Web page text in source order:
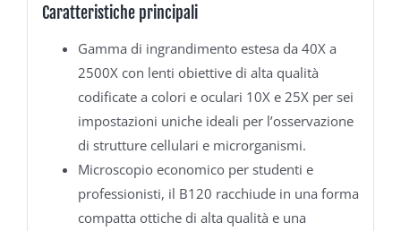
Caratteristiche principali
Gamma di ingrandimento estesa da 40X a
2500X con lenti obiettive di alta qualità
codificate a colori e oculari 10X e 25X per sei
impostazioni uniche ideali per l’osservazione
di strutture cellulari e microrganismi.
Microscopio economico per studenti e
professionisti, il B120 racchiude in una forma
compatta ottiche di alta qualità e una